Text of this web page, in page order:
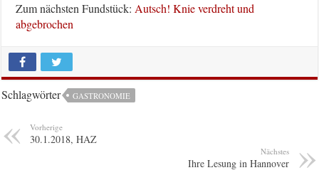
Zum nächsten Fundstück:Autsch! Knie verdreht und
abgebrochen
Schlagwörter GASTRONOMIE
Vorherige
30.1.2018, HAZ
Nächstes
Ihre Lesung in Hannover